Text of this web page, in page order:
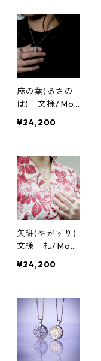
anese design s
ilveraccessory
麻の葉(あさの
は) 文様/ Mon
金目 Pendant
nal Japanese d
esign silveracc
essory
¥24,200
矢絣(やがすり)
文様 札/ Mon
ME 金目 Penda
ional Japanes
e design silver
accessory
¥24,200